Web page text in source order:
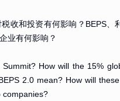
收和投资有何影响？BEPS、
业有何影响？
How will the 15%
2.0 mean? How will
companies?